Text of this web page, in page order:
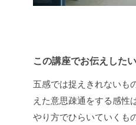
この講座でお伝えした
五感では捉えきれないも
えた意思疎通をする感性
やり方でひらいていくも